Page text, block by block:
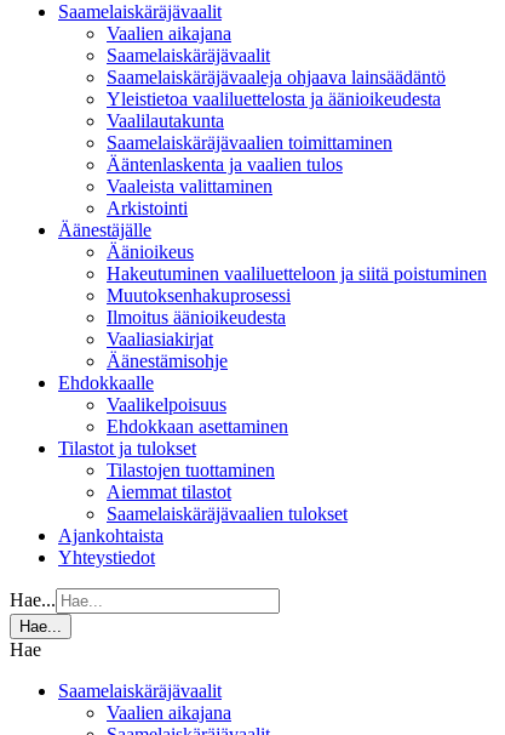
Saamelaiskäräjävaalit
Vaalien aikajana
Saamelaiskäräjävaalit
Saamelaiskäräjävaaleja ohjaava lainsäädäntö
Yleistietoa vaaliluettelosta ja äänioikeudesta
Vaalilautakunta
Saamelaiskäräjävaalien toimittaminen
Ääntenlaskenta ja vaalien tulos
Vaaleista valittaminen
Arkistointi
Äänestäjälle
Äänioikeus
Hakeutuminen vaaliluetteloon ja siitä poistuminen
Muutoksenhakuprosessi
Ilmoitus äänioikeudesta
Vaaliasiakirjat
Äänestämisohje
Ehdokkaalle
Vaalikelpoisuus
Ehdokkaan asettaminen
Tilastot ja tulokset
Tilastojen tuottaminen
Aiemmat tilastot
Saamelaiskäräjävaalien tulokset
Ajankohtaista
Yhteystiedot
Hae...
Hae...
Hae
Saamelaiskäräjävaalit
Vaalien aikajana